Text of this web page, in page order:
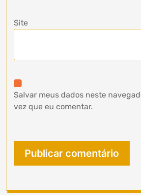
Site
Salvar meus dados neste
vez que eu comentar.